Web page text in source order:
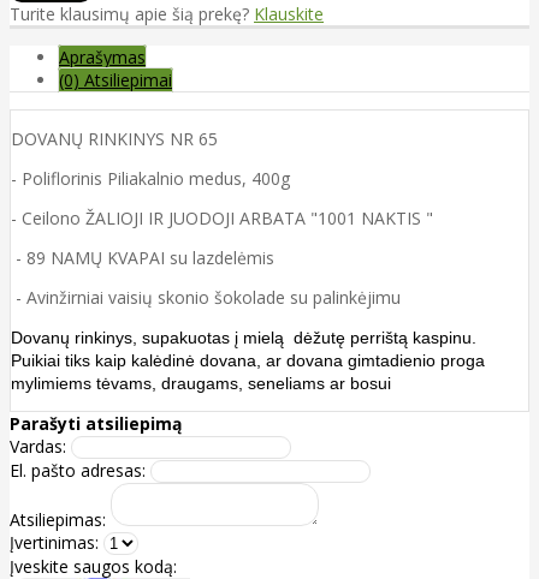
Turite klausimų apie šią prekę? Klauskite
Aprašymas
(0) Atsiliepimai
DOVANŲ RINKINYS NR 65
- Poliflorinis Piliakalnio medus, 400g
- Ceilono ŽALIOJI IR JUODOJI ARBATA "1001 NAKTIS "
- 89 NAMŲ KVAPAI su lazdelėmis
- Avinžirniai vaisių skonio šokolade su palinkėjimu
Dovanų rinkinys, supakuotas į mielą dėžutę perrištą kaspinu.
Puikiai tiks kaip kalėdinė dovana, ar dovana gimtadienio proga
mylimiems tėvams, draugams, seneliams ar bosui
Parašyti atsiliepimą
Vardas:
El. pašto adresas:
Atsiliepimas:
Įvertinimas:
Įveskite saugos kodą: